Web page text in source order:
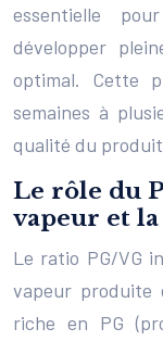
essentielle
développer
optimal. Cette
semaines à
qualité du
Le rôle du
vapeur et la
Le ratio PG/VG
vapeur produite
riche en PG